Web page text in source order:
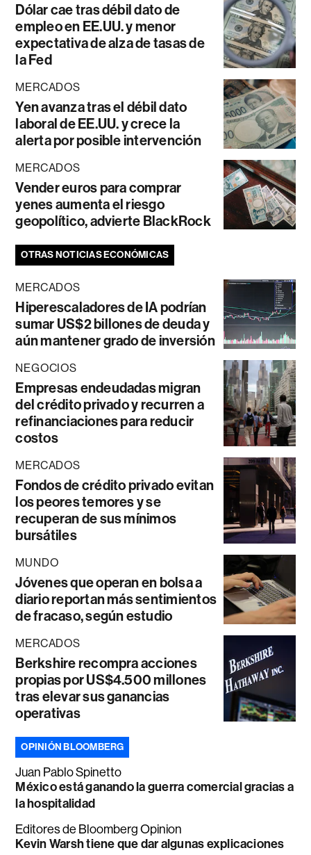
Dólar cae tras débil dato de
empleo en EE.UU. y menor
expectativa de alza de tasas de
la Fed
MERCADOS
Yen avanza tras el débil dato
laboral de EE.UU. y crece la
alerta por posible intervención
MERCADOS
Vender euros para comprar
yenes aumenta el riesgo
geopolítico, advierte BlackRock
OTRAS NOTICIAS ECONÓMICAS
MERCADOS
Hiperescaladores de IA podrían
sumar US$2 billones de deuda y
aún mantener grado de inversión
NEGOCIOS
Empresas endeudadas migran
del crédito privado y recurren a
refinanciaciones para reducir
costos
MERCADOS
Fondos de crédito privado evitan
los peores temores y se
recuperan de sus mínimos
bursátiles
MUNDO
Jóvenes que operan en bolsa a
diario reportan más sentimientos
de fracaso, según estudio
MERCADOS
Berkshire recompra acciones
propias por US$4.500 millones
tras elevar sus ganancias
operativas
OPINIÓN BLOOMBERG
Juan Pablo Spinetto
México está ganando la guerra comercial gracias a
la hospitalidad
Editores de Bloomberg Opinion
Kevin Warsh tiene que dar algunas explicaciones